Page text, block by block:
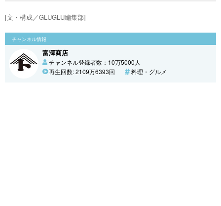
[文・構成／GLUGLU編集部]
チャンネル情報
富澤商店
チャンネル登録者数：10万5000人
再生回数: 2109万6393回
料理・グルメ